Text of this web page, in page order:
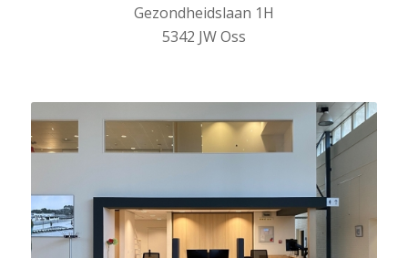
Gezondheidslaan 1H
5342 JW Oss